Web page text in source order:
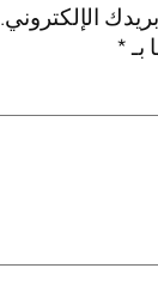
الإلكتروني.
بـ*